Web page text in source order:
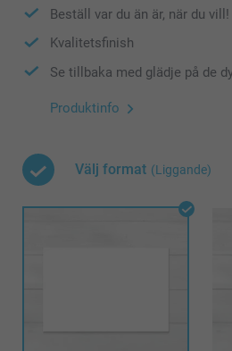
Beställ var du än är, när du vill!
Kvalitetsfinish
Se tillbaka med glädje på de
Produktinfo
Välj format (Liggande)